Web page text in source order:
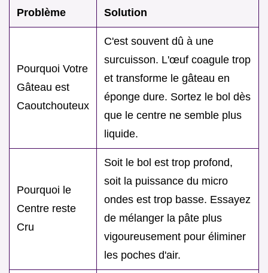
Problème Solution
Pourquoi Votre
Gâteau est
Caoutchouteux
C'est souvent dû à une
surcuisson. L'œuf coagule trop
et transforme le gâteau en
éponge dure. Sortez le bol dès
que le centre ne semble plus
liquide.
Pourquoi le
Centre reste
Cru
Soit le bol est trop profond,
soit la puissance du micro
ondes est trop basse. Essayez
de mélanger la pâte plus
vigoureusement pour éliminer
les poches d'air.